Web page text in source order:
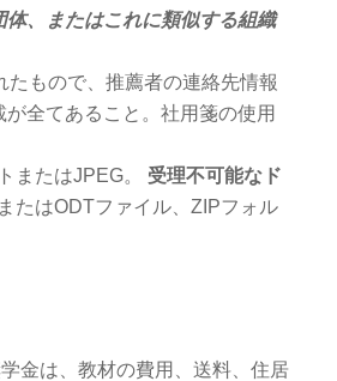
、またはこれに類似する組織
もので、推薦者の連絡先情報
全てあること。社用箋の使用
またはJPEG。
受理不可能なド
たはODTファイル、ZIPフォル
金は、教材の費用、送料、住居